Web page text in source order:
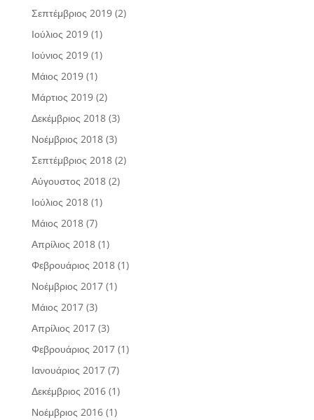
Σεπτέμβριος 2019(2)
Ιούλιος 2019(1)
Ιούνιος 2019(1)
Μάιος 2019(1)
Μάρτιος 2019(2)
Δεκέμβριος 2018(3)
Νοέμβριος 2018(3)
Σεπτέμβριος 2018(2)
Αύγουστος 2018(2)
Ιούλιος 2018(1)
Μάιος 2018(7)
Απρίλιος 2018(1)
Φεβρουάριος 2018(1)
Νοέμβριος 2017(1)
Μάιος 2017(3)
Απρίλιος 2017(3)
Φεβρουάριος 2017(1)
Ιανουάριος 2017(7)
Δεκέμβριος 2016(1)
Νοέμβριος 2016(1)